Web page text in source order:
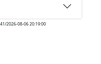
2026-08-06 20:19:00